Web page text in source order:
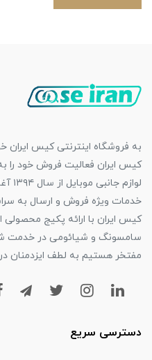
به فروشگاه اینترنتی کیس
کیس ایران فعالیت فروش خود
خدمات ویژه فروش و ارسال به
کیس ایران با ارائه پکیج محصولی
سامسونگ و شیائومی در خدمت
مفتخر هستیم به لطف ایزدمنان
دسترسی سریع